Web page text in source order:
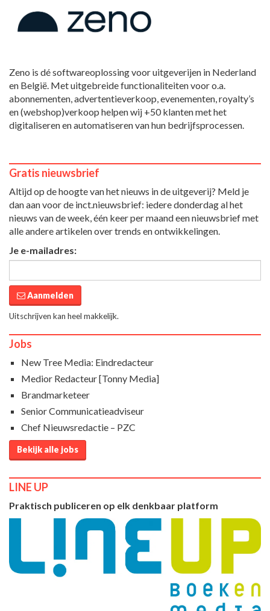
Zeno is dé softwareoplossing voor uitgeverijen in Nederland
en België. Met uitgebreide functionaliteiten voor o.a.
abonnementen, advertentieverkoop, evenementen, royalty’s
en (webshop)verkoop helpen wij +50 klanten met het
digitaliseren en automatiseren van hun bedrijfsprocessen.
Gratis nieuwsbrief
Altijd op de hoogte van het nieuws in de uitgeverij? Meld je
dan aan voor de inct.nieuwsbrief: iedere donderdag al het
nieuws van de week, één keer per maand een nieuwsbrief met
alle andere artikelen over trends en ontwikkelingen.
Je e-mailadres:
Aanmelden
Uitschrijven kan heel makkelijk.
Jobs
New Tree Media: Eindredacteur
Medior Redacteur [Tonny Media]
Brandmarketeer
Senior Communicatieadviseur
Chef Nieuwsredactie – PZC
Bekijk alle jobs
LINE UP
Praktisch publiceren op elk denkbaar platform